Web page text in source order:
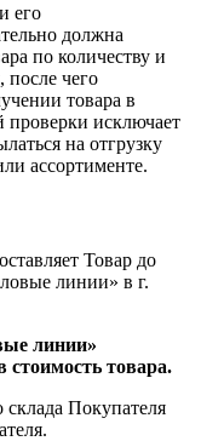
его
должна
по количеству и
после чего
товара в
проверки исключает
на отгрузку
ассортименте.
Товар до
линии» в г.
линии»
стоимость товара.
Покупателя